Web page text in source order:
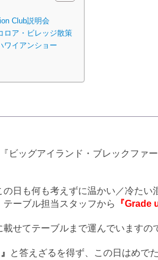
Club説明会
ロア・ビレッジ散策
ワイアンショー
ビッグアイランド・ブレックファ
の日も何も考えずに温かい／冷た
テーブル担当スタッフから
『Grade
載せてテーブルまで運んでいますの
と答えざるを得ず、この日はめでた